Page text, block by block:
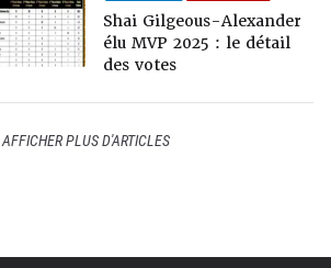
MVP
Shai Gilgeous-Alexander
élu MVP 2025 : le détail
des votes
AFFICHER PLUS D'ARTICLES